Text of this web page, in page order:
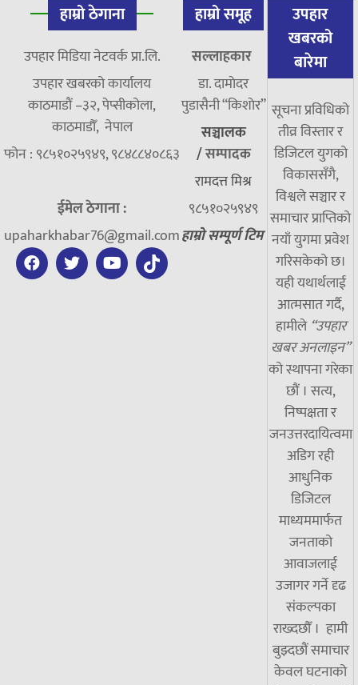
हाम्रो ठेगाना
उपहार मिडिया नेटवर्क प्रा.लि.
उपहार खबरको कार्यालय
काठमाडौं –३२, पेप्सीकोला,
काठमाडौँ, नेपाल
फोन : ९८५१०२५९४९, ९८४८८४०८६३
ईमेल ठेगाना :
upaharkhabar76@gmail.com
हाम्रो समूह
सल्लाहकार
डा. दामाेदर
पुडासैनी “किशाेर”
सञ्चालक
/सम्पादक
रामदत्त मिश्र
९८५१०२५९४९
हाम्रो सम्पूर्ण टिम
उपहार
खबरको
बारेमा
सूचना प्रविधिको
तीव्र विस्तार र
डिजिटल युगको
विकाससँगै,
विश्वले सञ्चार र
समाचार प्राप्तिको
नयाँ युगमा प्रवेश
गरिसकेको छ।
यही यथार्थलाई
आत्मसात गर्दै,
हामीले “उपहार
खबर अनलाइन”
को स्थापना गरेका
छौं । सत्य,
निष्पक्षता र
जनउत्तरदायित्वमा
अडिग रही
आधुनिक
डिजिटल
माध्यममार्फत
जनताको
आवाजलाई
उजागर गर्ने दृढ
संकल्पका
राख्दछौँ । हामी
बुझ्दछौं समाचार
केवल घटनाको